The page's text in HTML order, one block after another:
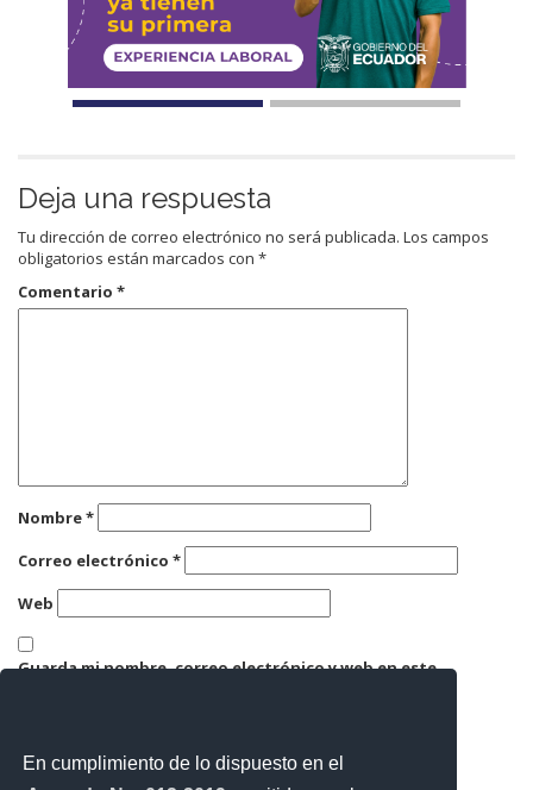
En cumplimiento de lo dispuesto en el
Deja una respuesta
Tu dirección de correo electrónico no será publicada. Los campos
obligatorios están marcados con *
Comentario *
Nombre*
Correo electrónico *
Web
Guarda mi nombre, correo electrónico y web en este